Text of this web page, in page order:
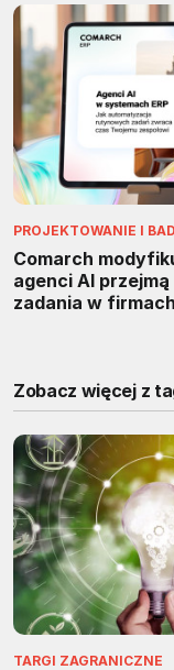
PROJEKTOWANIE I
Comarch
agenci AI
zadania w firmach
Zobacz więcej z
TARGI ZAGRANICZNE